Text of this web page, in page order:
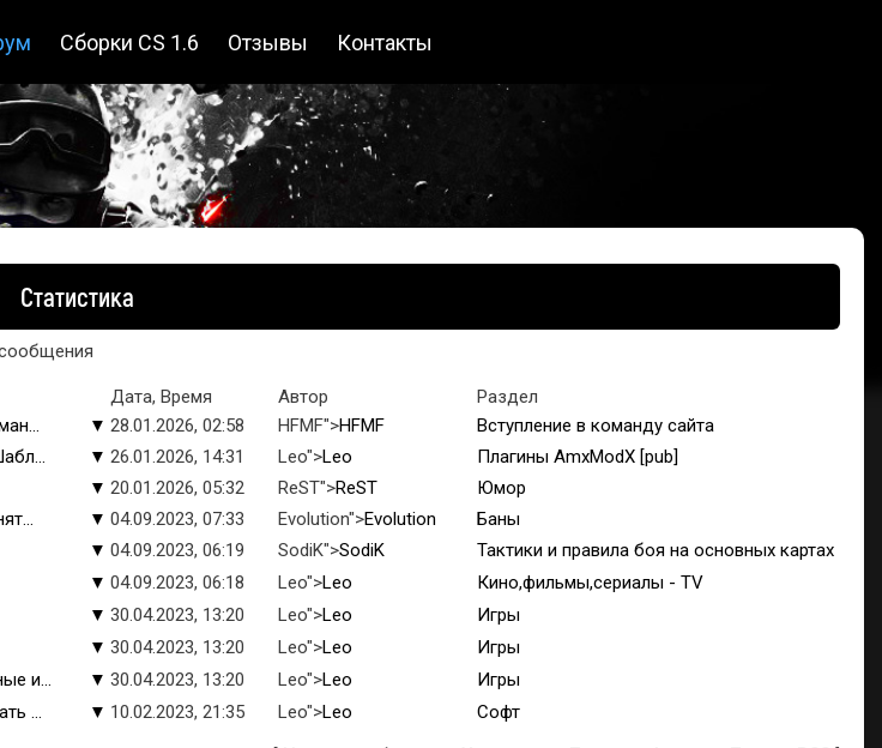
Сборки CS 1.6 Отзывы Контакты
Статистика
Дата, Время Автор
Раздел
▼ 28.01.2026, 02:58 HFMF">HFMF
Вступление в команду сайта
▼ 26.01.2026, 14:31 Leo">Leo
Плагины AmxModX [pub]
▼ 20.01.2026, 05:32 ReST">ReST
Юмор
▼ 04.09.2023, 07:33 Evolution">Evolution
Баны
▼ 04.09.2023, 06:19 SodiK">SodiK
Тактики и правила боя на основных картах
▼ 04.09.2023, 06:18 Leo">Leo
Кино,фильмы,сериалы - TV
▼ 30.04.2023, 13:20 Leo">Leo
Игры
▼ 30.04.2023, 13:20 Leo">Leo
Игры
и...
▼ 30.04.2023, 13:20 Leo">Leo
Игры
...
▼ 10.02.2023, 21:35 Leo">Leo Софт